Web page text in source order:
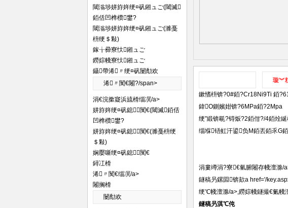
閾滃埗姘斿姩绠¤矾鎺ュご(閾滅
銆佸凹榫欑鐢?
閾滃埗姘斿姩绠¤矾鎺ュご(濉戞
枡绠＄敤)
鎵╁彛寮忕鎺ュご
鐒婃帴寮忕鎺ュご
鑷帶浠〃绠¤矾闄勪欢
浠〃闃€闂?/span>
涓€浣撳寲浜旈榾缁凕/a>
姘斿姩绠¤矾鎴闃€(閾滅銆佸
凹榫欑鐢?
姘斿姩绠¤矾鎴闃€(濉戞枡绠
＄敤)
娴嬮噺绠¤矾鎴闃€
鐞冮榾
浠〃闃€缁凕/a>
闂搁榾
闄勪欢
璇︾
鏉愭枡锛?0#銆?Cr18Ni9Ti 銆
鍏О鍘嬪姏锛?6MPa銆?2Mpa
绠″緞锛毼?锝炍?2銆佄?/4銆烇
缁堢铻虹汗鍙负M銆丟銆乑G
涓婁竴涓?寮€氫腑闂存帴澶滁
鐩稿叧鏍囩锛欬a href='/
绠℃帴澶滁/a>,鐒婃帴鐩撮€氭帴
鐩稿叧淇℃伅